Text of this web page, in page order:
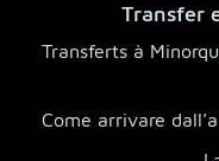
Transfer
Transferts à
Come arrivare